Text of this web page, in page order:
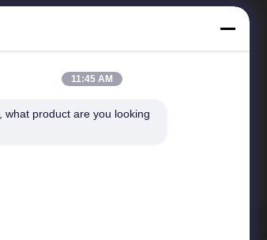
Snelle Links
11:45 AM
what product are you looking